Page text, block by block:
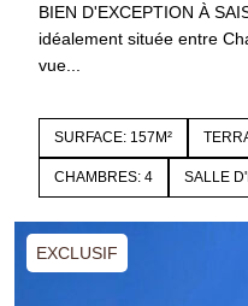
BIEN D'EXCEPTION À
idéalement située entre
vue...
SURFACE: 157M²
CHAMBRES: 4 SALLE
EXCLUSIF